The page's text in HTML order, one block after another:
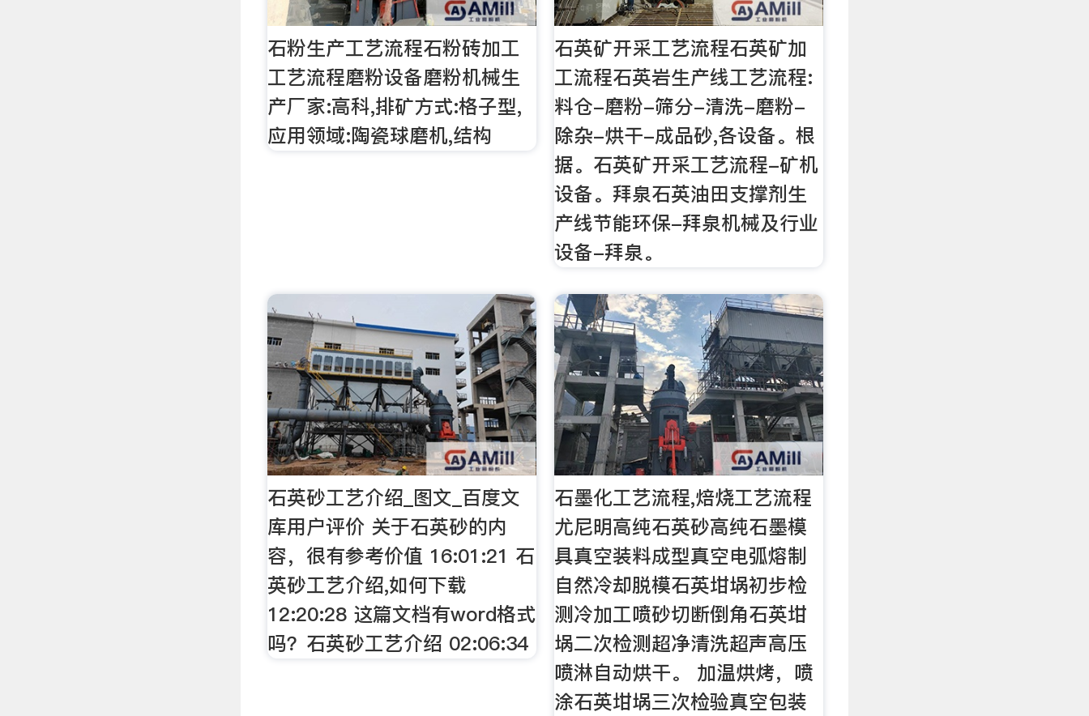
石粉生产工艺流程石粉砖加工
工艺流程磨粉设备磨粉机械生
产厂家:高科,排矿方式:格子型,
应用领域:陶瓷球磨机,结构
石英矿开采工艺流程石英矿加
工流程石英岩生产线工艺流程:
料仓-磨粉-筛分-清洗-磨粉-
除杂-烘干-成品砂,各设备。根
据。石英矿开采工艺流程-矿机
设备。拜泉石英油田支撑剂生
产线节能环保-拜泉机械及行业
设备-拜泉。
石英砂工艺介绍_图文_百度文
库用户评价 关于石英砂的内
容，很有参考价值 16:01:21 石
英砂工艺介绍,如何下载
12:20:28 这篇文档有word格式
吗？石英砂工艺介绍 02:06:34
石墨化工艺流程,焙烧工艺流程
尤尼明高纯石英砂高纯石墨模
具真空装料成型真空电弧熔制
自然冷却脱模石英坩埚初步检
测冷加工喷砂切断倒角石英坩
埚二次检测超净清洗超声高压
喷淋自动烘干。 加温烘烤，喷
涂石英坩埚三次检验真空包装